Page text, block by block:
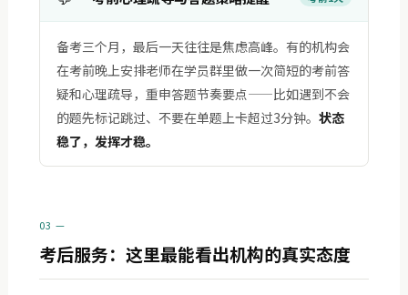
备考三个月，最后一天往往是焦虑高峰。有的机构会
在考前晚上安排老师在学员群里做一次简短的考前答
疑和心理疏导，重申答题节奏要点——比如遇到不会
的题先标记跳过、不要在单题上卡超过3分钟。 状态
稳了，发挥才稳。
03 —
考后服务：这里最能看出机构的真实态度